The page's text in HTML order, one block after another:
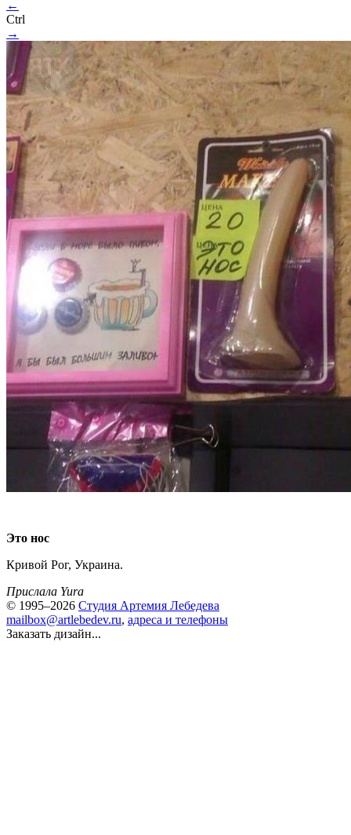
←
Ctrl
→
Это нос
Кривой Рог, Украина.
Прислала Yura
© 1995–2026 Студия Артемия Лебедева
mailbox@artlebedev.ru, адреса и телефоны
Заказать дизайн...